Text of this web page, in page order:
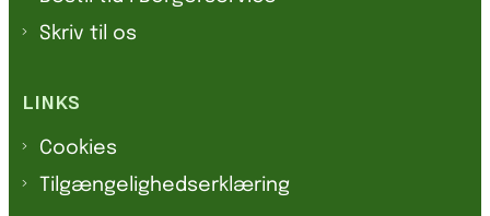
Skriv til os
LINKS
Cookies
Tilgængelighedserklæring